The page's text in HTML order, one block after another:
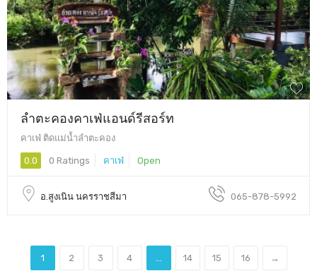
ลำตะคองคาเฟ่แอนด์รีสอร์ท
คาเฟ่ ติดแม่น้ำลำตะคอง
0.0 0 Ratings คาเฟ่ Open
อ.สูงเนิน นครราชสีมา 065-878-5992
1 2 3 4 14 15 16 →